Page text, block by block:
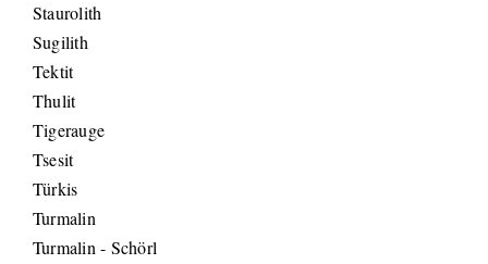
Staurolith
Sugilith
Tektit
Thulit
Tigerauge
Tsesit
Türkis
Turmalin
Turmalin - Schörl